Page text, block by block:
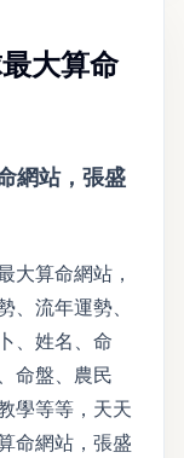
大算命
網站，張盛
大算命網站，
、流年運勢、
、姓名、命
命盤、農民
學等等，天天
命網站，張盛